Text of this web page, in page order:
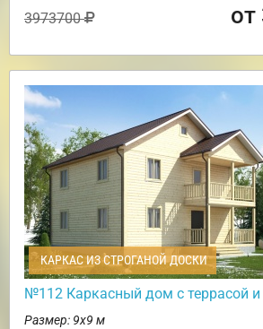
3973700 от
КАРКАС ИЗ СТРОГАНОЙ ДОСКИ
№112 Каркасный дом с террасой
Размер: 9х9 м